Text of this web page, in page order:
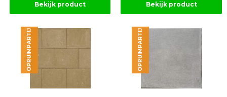
Bekijk product Bekijk product
OPRUIMPARTIJ OPRUIMPARTIJ